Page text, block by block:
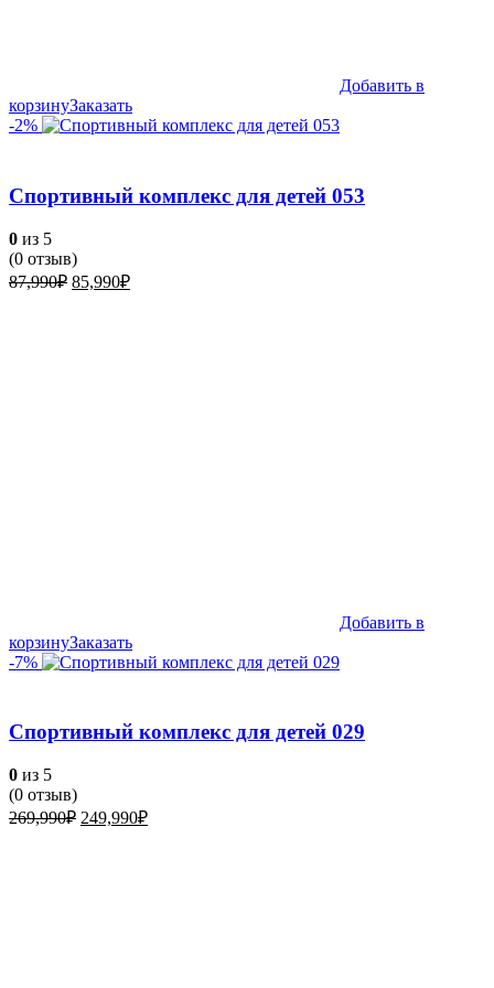
Добавить в
корзинуЗаказать
-2%
Спортивный комплекс для детей 053
0 из 5
(0 отзыв)
87,990₽ Первоначальная
85,990₽Текущая
Добавить в
корзинуЗаказать
-7%
Спортивный комплекс для детей 029
0 из 5
(0 отзыв)
269,990₽ Первоначальная
249,990₽Текущая